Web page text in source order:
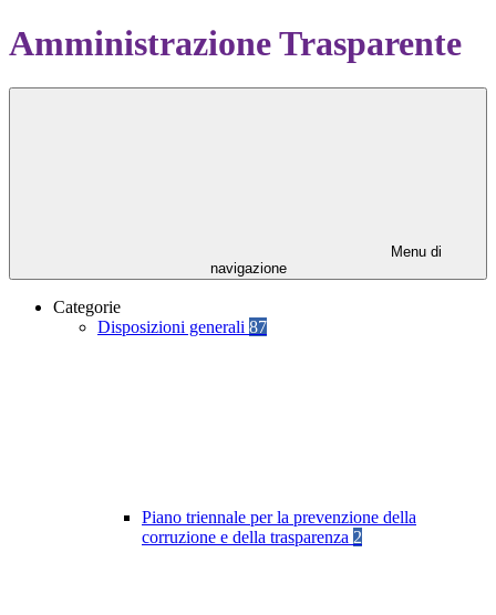
Amministrazione Trasparente
Menu di
navigazione
Categorie
Disposizioni generali 87
Piano triennale per la prevenzione della
corruzione e della trasparenza 2